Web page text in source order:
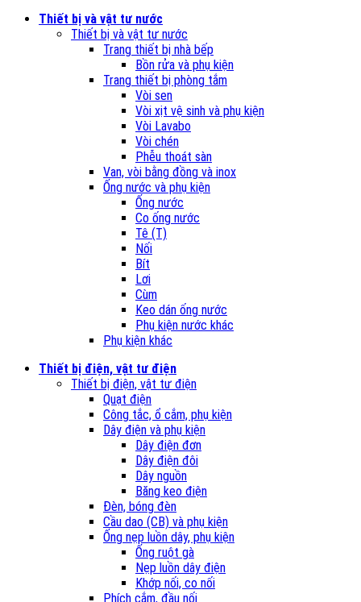
Thiết bị và vật tư nước
Thiết bị và vật tư nước
Trang thiết bị nhà bếp
Bồn rửa và phụ kiện
Trang thiết bị phòng tắm
Vòi sen
Vòi xịt vệ sinh và phụ kiện
Vòi Lavabo
Vòi chén
Phễu thoát sàn
Van, vòi bằng đồng và inox
Ống nước và phụ kiện
Ống nước
Co ống nước
Tê (T)
Nối
Bít
Lơi
Cùm
Keo dán ống nước
Phụ kiện nước khác
Phụ kiện khác
Thiết bị điện, vật tư điện
Thiết bị điện, vật tư điện
Quạt điện
Công tắc, ổ cắm, phụ kiện
Dây điện và phụ kiện
Dây điện đơn
Dây điện đôi
Dây nguồn
Băng keo điện
Đèn, bóng đèn
Cầu dao (CB) và phụ kiện
Ống nẹp luồn dây, phụ kiện
Ống ruột gà
Nẹp luồn dây điện
Khớp nối, co nối
Phích cắm, đầu nối